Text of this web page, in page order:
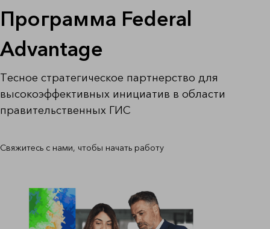
Программа Federal
Advantage
Тесное стратегическое партнерство для
высокоэффективных инициатив в области
правительственных ГИС
Свяжитесь с нами, чтобы начать работу